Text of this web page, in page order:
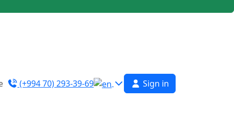
(+994 70) 293-39-69 Sign in